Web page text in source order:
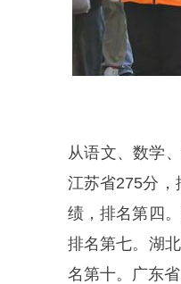
从语文、数学
江苏省275分，
绩，排名第四
排名第七。湖
名第十。广东